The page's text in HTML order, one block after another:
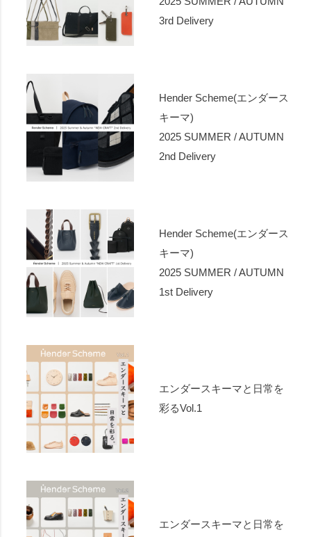
3rd Delivery
Hender Scheme(エンダース
キーマ)
2025 SUMMER / AUTUMN
2nd Delivery
Hender Scheme(エンダース
キーマ)
2025 SUMMER / AUTUMN
1st Delivery
エンダースキーマと日常を
彩るVol.1
エンダースキーマと日常を